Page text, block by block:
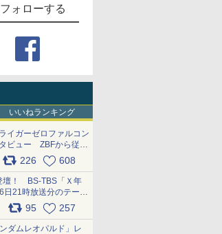
ォローする
いいねランキング
イガーゼロファルコン
ビュー ZBFから従来
リューム満点のキッ
226 608
壇！ BS-TBS「Ｘ年
日21時放送分のテーマ
金」！ pic.x.com/uWyt1uyuFm
95 257
ダムレオパルド」レ